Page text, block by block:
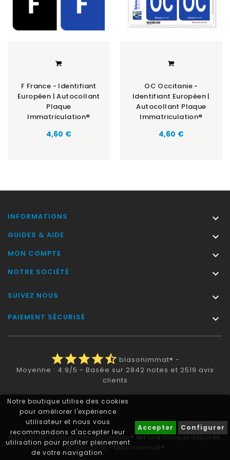
Notre boutique utilise des cookies
pour améliorer l'expérience
utilisateur et nous vous
recommandons d'accepter leur
utilisation pour profiter pleinement
de votre navigation.
Accepter Configurer
F France - Identifiant
Européen | Autocollant
Plaque
Immatriculation®
Prix
4,60 €
OC Occitanie -
Identifiant Européen |
Autocollant Plaque
Immatriculation®
Prix
4,60 €
INFORMATIONS 
GUIDES & AIDE 
MON COMPTE 
NOTRE SOCIÉTÉ 
SUIVEZ NOUS 
PAIEMENT SÉCURISÉ 
starstarstarstarstar_half blasonimmat® -
Moyenne : 4.9/5 - Basée sur 2842 notes et 2519 avis
clients
Autocollant plaque immatriculation® est une marque déposée.
© 2011-2026 - blasonimmat®